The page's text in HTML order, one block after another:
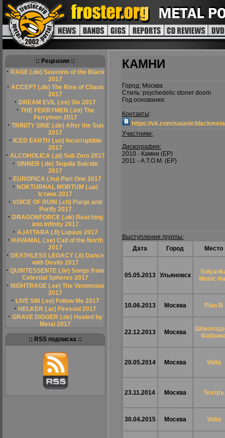
:: Рецензии ::
· RAGE (.de) Seasons of the Black
2017
· ACCEPT (.de) The Rise of Chaos
2017
· DREAM EVIL (.se) Six 2017
· THE FERRYMEN (.int) The
Ferrymen 2017
· TRINITY SINE (.de) After the Sun
2017
· ICED EARTH (.us) Incorruptible
2017
· ALCOHOLICA (.pl) Sub Zero 2017
· SINNER (.de) Tequila Suicide
2017
· EUROPICA (.hu) Part One 2017
· NOKTURNAL MORTUM (.ua)
Істина 2017
· VOICE OF RUIN (.ch) Purge and
Purify 2017
· DRAGONFORCE (.uk) Reaching
into Infinity 2017
· AJATTARA (.fi) Lupaus 2017
· HAVAMAL (.se) Call of the North
2017
· DEATHLESS LEGACY (.it) Dance
with Devils 2017
· QUINTESSENTE (.br) Songs from
Celestial Spheres 2017
· NIGHTRAGE (.se) The Venomous
2017
· LIVE SIN (.se) Follow Me 2017
· HELKER (.ar) Firesoul 2017
· GRAVE DIGGER (.de) Healed by
Metal 2017
:: RSS подписка ::
КАМНИ
Город: Москва
Стиль: psychedelic stoner doom
Год основания:
Контакты:
https://vk.com/
Участники:
Дискография:
2010 - Камни (ЕР)
2011 - A.T.O.M. (EP)
Выступления группы:
Дата
Город Место
05.05.2013 Ульяновск
Music
10.06.2013 Москва Plan B
22.12.2013 Москва
20.05.2014 Москва Volta
23.11.2014 Москва Театръ
30.04.2015 Москва Volta